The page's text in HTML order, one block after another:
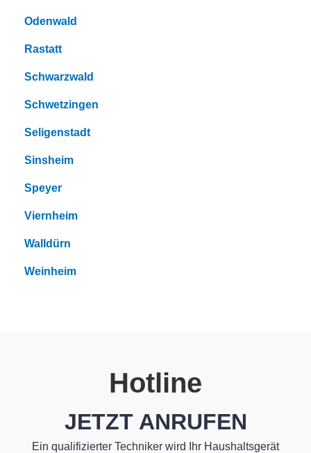
Odenwald
Rastatt
Schwarzwald
Schwetzingen
Seligenstadt
Sinsheim
Speyer
Viernheim
Walldürn
Weinheim
Hotline
JETZT ANRUFEN
Ein qualifizierter Techniker wird Ihr Haushaltsgerät